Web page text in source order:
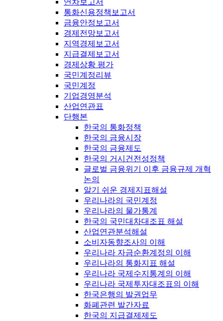
연차보고서
통화신용정책보고서
금융안정보고서
경제전망보고서
지역경제보고서
지급결제보고서
경제상황 평가
국민계정리뷰
국민계정
기업경영분석
산업연관표
단행본
한국의 통화정책
한국의 금융시장
한국의 금융제도
한국의 거시건전성정책
글로벌 금융위기 이후 금융규제 개혁
논의
알기 쉬운 경제지표해설
우리나라의 국민계정
우리나라의 물가통계
한국의 국민대차대조표 해설
산업연관분석해설
소비자동향조사의 이해
우리나라 자금순환계정의 이해
우리나라의 통화지표 해설
우리나라 국제수지통계의 이해
우리나라 국제투자대조표의 이해
한국은행의 발권업무
화폐관련 발간자료
한국의 지급결제제도